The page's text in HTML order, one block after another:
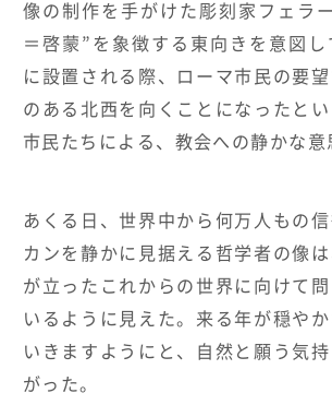
像の制作を手がけた彫刻家フェラ
＝啓蒙 ” を象徴する東向きを意図
に設置される際、ローマ市民の要
のある北西を向くことになったとい
市民たちによる、教会への静かな意
あくる日、世界中から何万人もの
カンを静かに見据える哲学者の像
が立ったこれからの世界に向けて
いるように見えた。来る年が穏や
いきますようにと、自然と願う気
がった。